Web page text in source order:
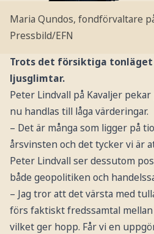
Maria Qundos, fondförvaltare
Pressbild/EFN
Trots det försiktiga tonläget
ljusglimtar.
Peter Lindvall på Kavaljer
nu handlas till låga värderingar.
– Det är många som ligger på
årsvinsten och det tycker vi är
Peter Lindvall ser dessutom
både geopolitiken och
– Jag tror att det värsta med
förs faktiskt fredssamtal mellan
vilket ger hopp. Får vi en